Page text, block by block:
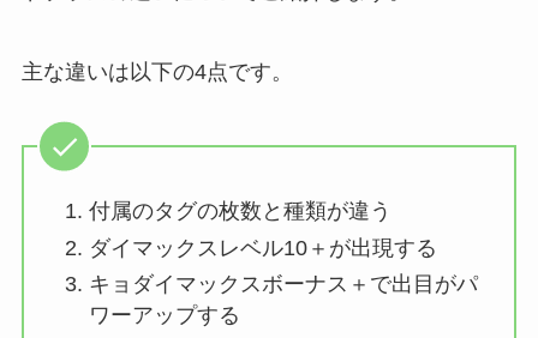
主な違いは以下の4点です。
付属のタグの枚数と種類が違う
ダイマックスレベル10＋が出現する
キョダイマックスボーナス＋で出目がパ
ワーアップする